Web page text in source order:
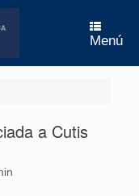
Menú
a Cutis